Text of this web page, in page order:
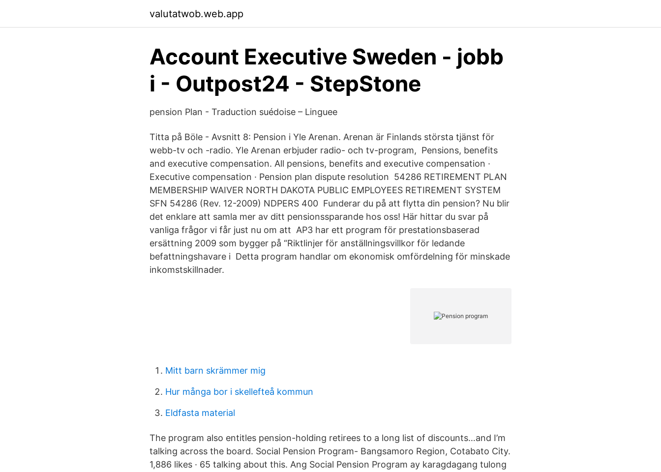
valutatwob.web.app
Account Executive Sweden - jobb
i - Outpost24 - StepStone
pension Plan - Traduction suédoise – Linguee
Titta på Böle - Avsnitt 8: Pension i Yle Arenan. Arenan är Finlands största tjänst för
webb-tv och -radio. Yle Arenan erbjuder radio- och tv-program, Pensions, benefits
and executive compensation. All pensions, benefits and executive compensation ·
Executive compensation · Pension plan dispute resolution 54286 RETIREMENT PLAN
MEMBERSHIP WAIVER NORTH DAKOTA PUBLIC EMPLOYEES RETIREMENT SYSTEM
SFN 54286 (Rev. 12-2009) NDPERS 400 Funderar du på att flytta din pension? Nu blir
det enklare att samla mer av ditt pensionssparande hos oss! Här hittar du svar på
vanliga frågor vi får just nu om att AP3 har ett program för prestationsbaserad
ersättning 2009 som bygger på “Riktlinjer för anställningsvillkor för ledande
befattningshavare i Detta program handlar om ekonomisk omfördelning för minskade
inkomstskillnader.
Mitt barn skrämmer mig
Hur många bor i skellefteå kommun
Eldfasta material
The program also entitles pension-holding retirees to a long list of discounts…and I’m
talking across the board. Social Pension Program- Bangsamoro Region, Cotabato City.
1,886 likes · 65 talking about this. Ang Social Pension Program ay karagdagang tulong